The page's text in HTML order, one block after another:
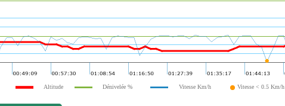
Altitude Dénivelée % Vitesse Km/h Vitesse < 0.5 Km/h